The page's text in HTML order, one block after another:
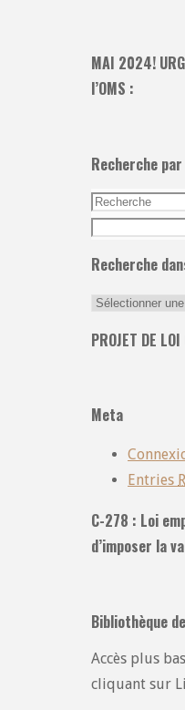
MAI 2024!
l’OMS :
Recherche
Recherche
pour:
Recherche
Recherche
toutes
PROJET DE
Meta
Entries
C-278 : Loi
d’imposer la
Bibliothèque
Accès plus
cliquant sur